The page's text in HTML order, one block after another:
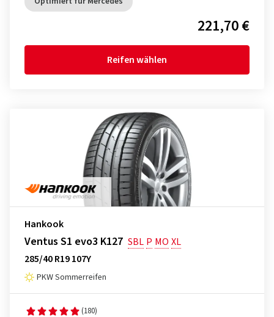
221,70 €
Reifen wählen
Hankook
Ventus S1 evo3 K127 SBL P MO XL
285/40 R19 107Y
PKW Sommerreifen
(180)